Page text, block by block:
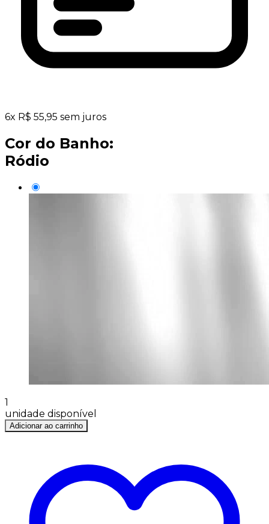
6x R$ 55,95 sem juros
Cor do Banho:
Ródio
1
unidade disponível
Adicionar ao carrinho